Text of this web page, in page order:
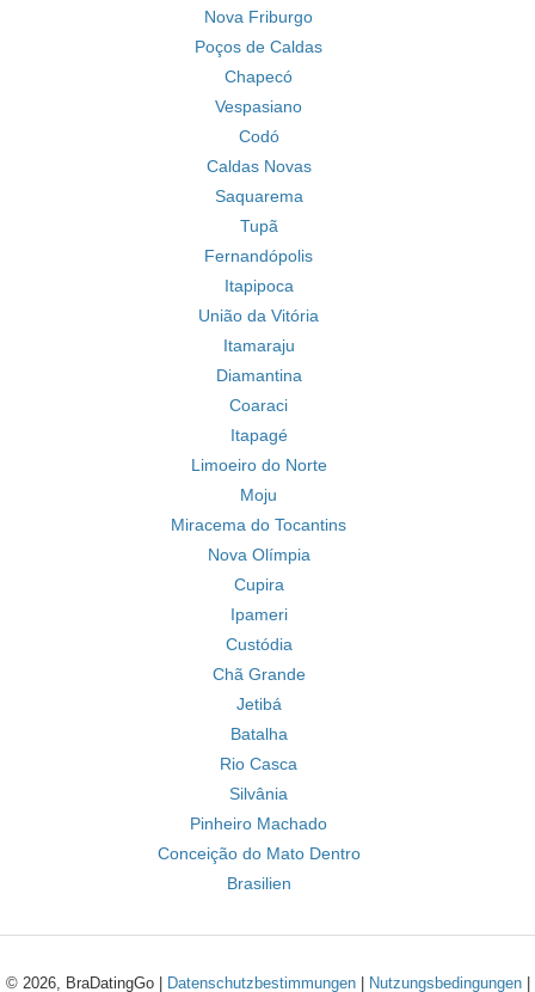
Nova Friburgo
Poços de Caldas
Chapecó
Vespasiano
Codó
Caldas Novas
Saquarema
Tupã
Fernandópolis
Itapipoca
União da Vitória
Itamaraju
Diamantina
Coaraci
Itapagé
Limoeiro do Norte
Moju
Miracema do Tocantins
Nova Olímpia
Cupira
Ipameri
Custódia
Chã Grande
Jetibá
Batalha
Rio Casca
Silvânia
Pinheiro Machado
Conceição do Mato Dentro
Brasilien
© 2026, BraDatingGo | Datenschutzbestimmungen| Nutzungsbedingungen|